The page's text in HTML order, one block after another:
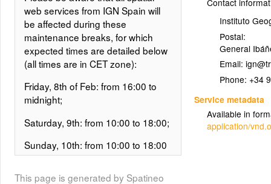
Contact
Instituto
Postal:
General
Email:
Phone: +34
Service metadata
Available in
application/
Layer metadata (link)
Estaciones sísmicas de velocidad
(GE.Geophysics.seismologicalStation)
Estaciones sísmicas de velocidad
del IGN. Pertenece al Tema
"Geología" del Anexo II de INSPIRE.
Layer metadata (
)
Catálogo de terremotos
(NZ.ObservedEvent)
Terremotos catalogados en el IGN
web services from IGN Spain will
be affected during these
maintenance breaks, for which
expected times are detailed below
(all times are in CET zone):
Friday, 8th of Feb: from 16:00 to
midnight;
Saturday, 9th: from 10:00 to 18:00;
Sunday, 10th: from 10:00 to 18:00
than scheduled, but will affect all
This page is generated by Spatineo